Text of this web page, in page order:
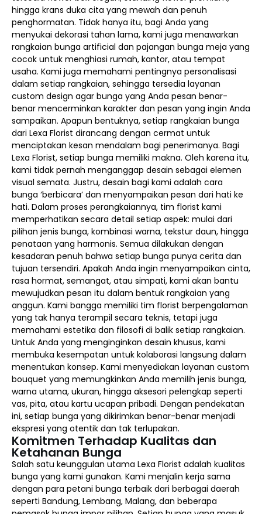
hingga krans duka cita yang mewah dan penuh
penghormatan. Tidak hanya itu, bagi Anda yang
menyukai dekorasi tahan lama, kami juga menawarkan
rangkaian bunga artificial dan pajangan bunga meja yang
cocok untuk menghiasi rumah, kantor, atau tempat
usaha. Kami juga memahami pentingnya personalisasi
dalam setiap rangkaian, sehingga tersedia layanan
custom design agar bunga yang Anda pesan benar-
benar mencerminkan karakter dan pesan yang ingin Anda
sampaikan. Apapun bentuknya, setiap rangkaian bunga
dari Lexa Florist dirancang dengan cermat untuk
menciptakan kesan mendalam bagi penerimanya. Bagi
Lexa Florist, setiap bunga memiliki makna. Oleh karena itu,
kami tidak pernah menganggap desain sebagai elemen
visual semata. Justru, desain bagi kami adalah cara
bunga ‘berbicara’ dan menyampaikan pesan dari hati ke
hati. Dalam proses perangkaiannya, tim florist kami
memperhatikan secara detail setiap aspek: mulai dari
pilihan jenis bunga, kombinasi warna, tekstur daun, hingga
penataan yang harmonis. Semua dilakukan dengan
kesadaran penuh bahwa setiap bunga punya cerita dan
tujuan tersendiri. Apakah Anda ingin menyampaikan cinta,
rasa hormat, semangat, atau simpati, kami akan bantu
mewujudkan pesan itu dalam bentuk rangkaian yang
anggun. Kami bangga memiliki tim florist berpengalaman
yang tak hanya terampil secara teknis, tetapi juga
memahami estetika dan filosofi di balik setiap rangkaian.
Untuk Anda yang menginginkan desain khusus, kami
membuka kesempatan untuk kolaborasi langsung dalam
menentukan konsep. Kami menyediakan layanan custom
bouquet yang memungkinkan Anda memilih jenis bunga,
warna utama, ukuran, hingga aksesori pelengkap seperti
vas, pita, atau kartu ucapan pribadi. Dengan pendekatan
ini, setiap bunga yang dikirimkan benar-benar menjadi
ekspresi yang otentik dan tak terlupakan.
Komitmen Terhadap Kualitas dan
Ketahanan Bunga
Salah satu keunggulan utama Lexa Florist adalah kualitas
bunga yang kami gunakan. Kami menjalin kerja sama
dengan para petani bunga terbaik dari berbagai daerah
seperti Bandung, Lembang, Malang, dan beberapa